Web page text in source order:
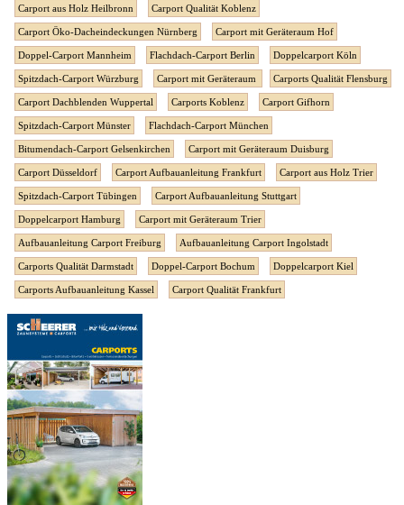
Carport aus Holz Heilbronn Carport Qualität Koblenz
Carport Öko-Dacheindeckungen Nürnberg Carport mit Geräteraum Hof
Doppel-Carport Mannheim Flachdach-Carport Berlin Doppelcarport Köln
Spitzdach-Carport Würzburg Carport mit Geräteraum Carports Qualität Flensburg
Carport Dachblenden Wuppertal Carports Koblenz Carport Gifhorn
Spitzdach-Carport Münster Flachdach-Carport München
Bitumendach-Carport Gelsenkirchen Carport mit Geräteraum Duisburg
Carport Düsseldorf Carport Aufbauanleitung Frankfurt Carport aus Holz Trier
Spitzdach-Carport Tübingen Carport Aufbauanleitung Stuttgart
Doppelcarport Hamburg Carport mit Geräteraum Trier
Aufbauanleitung Carport Freiburg Aufbauanleitung Carport Ingolstadt
Carports Qualität Darmstadt Doppel-Carport Bochum Doppelcarport Kiel
Carports Aufbauanleitung Kassel Carport Qualität Frankfurt